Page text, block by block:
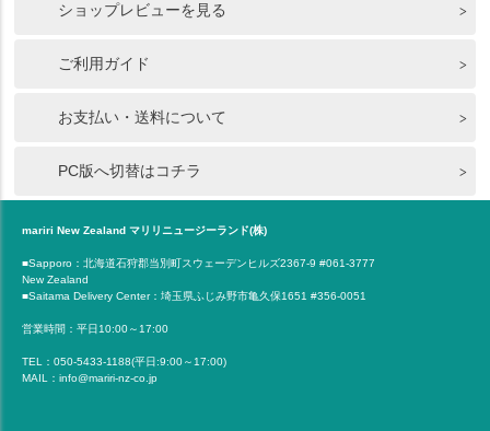
ショップレビューを見る
ご利用ガイド
お支払い・送料について
PC版へ切替はコチラ
mariri New Zealand マリリニュージーランド(株)
■Sapporo：北海道石狩郡当別町スウェーデンヒルズ2367-9 #061-3777
New Zealand
■Saitama Delivery Center：埼玉県ふじみ野市亀久保1651 #356-0051
営業時間：平日10:00～17:00
TEL：050-5433-1188(平日:9:00～17:00)
MAIL：info@mariri-nz-co.jp